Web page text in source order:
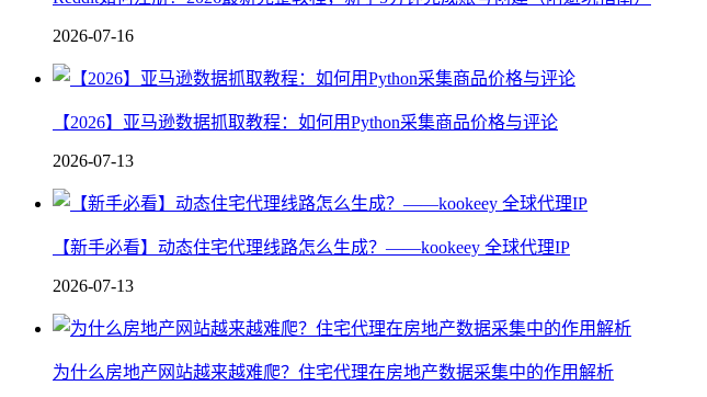
2026-07-16
【2026】亚马逊数据抓取教程：如何用Python采集商品价格与评论
2026-07-13
【新手必看】动态住宅代理线路怎么生成？——kookeey 全球代理IP
2026-07-13
为什么房地产网站越来越难爬？住宅代理在房地产数据采集中的作用解析